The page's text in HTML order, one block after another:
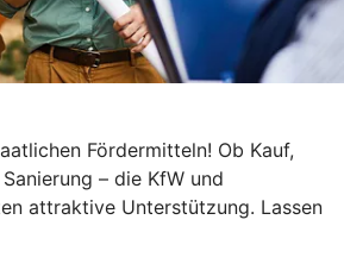
Fördermitteln! Ob Kauf,
– die KfW und
attraktive Unterstützung. Lassen